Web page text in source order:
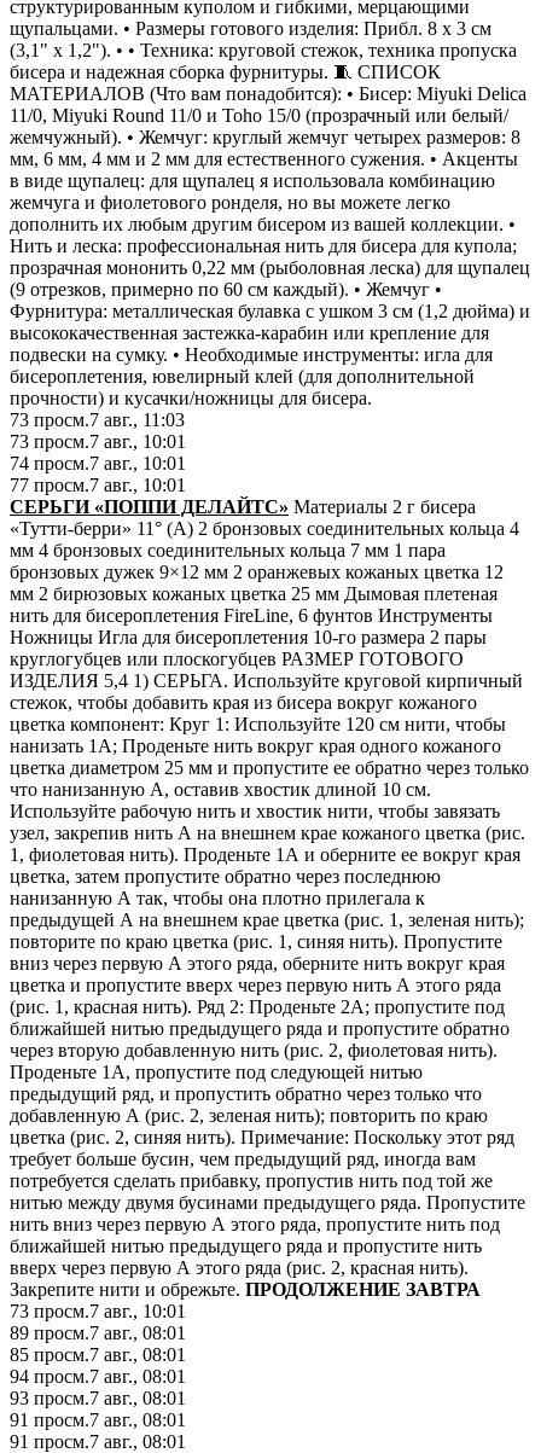
структурированным куполом и гибкими, мерцающими
щупальцами. • Размеры готового изделия: Прибл. 8 x 3 см
(3,1" x 1,2"). • • Техника: круговой стежок, техника пропуска
бисера и надежная сборка фурнитуры. 🧵 СПИСОК
МАТЕРИАЛОВ (Что вам понадобится): • Бисер: Miyuki Delica
11/0, Miyuki Round 11/0 и Toho 15/0 (прозрачный или белый/
жемчужный). • Жемчуг: круглый жемчуг четырех размеров: 8
мм, 6 мм, 4 мм и 2 мм для естественного сужения. • Акценты
в виде щупалец: для щупалец я использовала комбинацию
жемчуга и фиолетового ронделя, но вы можете легко
дополнить их любым другим бисером из вашей коллекции. •
Нить и леска: профессиональная нить для бисера для купола;
прозрачная мононить 0,22 мм (рыболовная леска) для щупалец
(9 отрезков, примерно по 60 см каждый). • Жемчуг •
Фурнитура: металлическая булавка с ушком 3 см (1,2 дюйма) и
высококачественная застежка-карабин или крепление для
подвески на сумку. • Необходимые инструменты: игла для
бисероплетения, ювелирный клей (для дополнительной
прочности) и кусачки/ножницы для бисера.
73 просм.7 авг., 11:03
73 просм.7 авг., 10:01
74 просм.7 авг., 10:01
77 просм.7 авг., 10:01
СЕРЬГИ «ПОППИ ДЕЛАЙТС» Материалы 2 г бисера
«Тутти-берри» 11° (A) 2 бронзовых соединительных кольца 4
мм 4 бронзовых соединительных кольца 7 мм 1 пара
бронзовых дужек 9×12 мм 2 оранжевых кожаных цветка 12
мм 2 бирюзовых кожаных цветка 25 мм Дымовая плетеная
нить для бисероплетения FireLine, 6 фунтов Инструменты
Ножницы Игла для бисероплетения 10-го размера 2 пары
круглогубцев или плоскогубцев РАЗМЕР ГОТОВОГО
ИЗДЕЛИЯ 5,4 1) СЕРЬГА. Используйте круговой кирпичный
стежок, чтобы добавить края из бисера вокруг кожаного
цветка компонент: Круг 1: Используйте 120 см нити, чтобы
нанизать 1A; Проденьте нить вокруг края одного кожаного
цветка диаметром 25 мм и пропустите ее обратно через только
что нанизанную А, оставив хвостик длиной 10 см.
Используйте рабочую нить и хвостик нити, чтобы завязать
узел, закрепив нить А на внешнем крае кожаного цветка (рис.
1, фиолетовая нить). Проденьте 1А и оберните ее вокруг края
цветка, затем пропустите обратно через последнюю
нанизанную А так, чтобы она плотно прилегала к
предыдущей А на внешнем крае цветка (рис. 1, зеленая нить);
повторите по краю цветка (рис. 1, синяя нить). Пропустите
вниз через первую А этого ряда, оберните нить вокруг края
цветка и пропустите вверх через первую нить А этого ряда
(рис. 1, красная нить). Ряд 2: Проденьте 2А; пропустите под
ближайшей нитью предыдущего ряда и пропустите обратно
через вторую добавленную нить (рис. 2, фиолетовая нить).
Проденьте 1А, пропустите под следующей нитью
предыдущий ряд, и пропустить обратно через только что
добавленную А (рис. 2, зеленая нить); повторить по краю
цветка (рис. 2, синяя нить). Примечание: Поскольку этот ряд
требует больше бусин, чем предыдущий ряд, иногда вам
потребуется сделать прибавку, пропустив нить под той же
нитью между двумя бусинами предыдущего ряда. Пропустите
нить вниз через первую А этого ряда, пропустите нить под
ближайшей нитью предыдущего ряда и пропустите нить
вверх через первую А этого ряда (рис. 2, красная нить).
Закрепите нити и обрежьте. ПРОДОЛЖЕНИЕ ЗАВТРА
73 просм.7 авг., 10:01
89 просм.7 авг., 08:01
85 просм.7 авг., 08:01
94 просм.7 авг., 08:01
93 просм.7 авг., 08:01
91 просм.7 авг., 08:01
91 просм.7 авг., 08:01